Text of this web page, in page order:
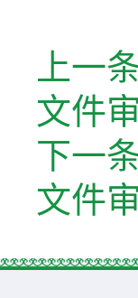
上一
文件
下一条
文件